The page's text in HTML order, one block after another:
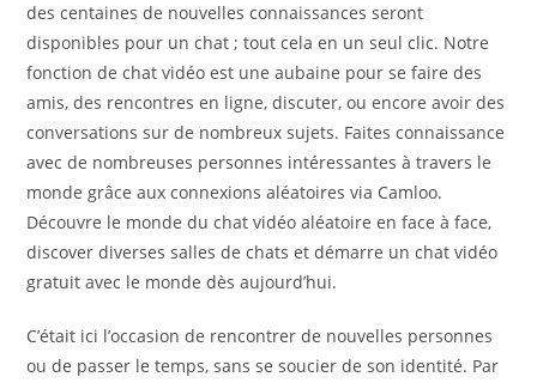
des centaines de nouvelles connaissances seront
disponibles pour un chat ; tout cela en un seul clic. Notre
fonction de chat vidéo est une aubaine pour se faire des
amis, des rencontres en ligne, discuter, ou encore avoir des
conversations sur de nombreux sujets. Faites connaissance
avec de nombreuses personnes intéressantes à travers le
monde grâce aux connexions aléatoires via Camloo.
Découvre le monde du chat vidéo aléatoire en face à face,
discover diverses salles de chats et démarre un chat vidéo
gratuit avec le monde dès aujourd’hui.
C’était ici l’occasion de rencontrer de nouvelles personnes
ou de passer le temps, sans se soucier de son identité. Par